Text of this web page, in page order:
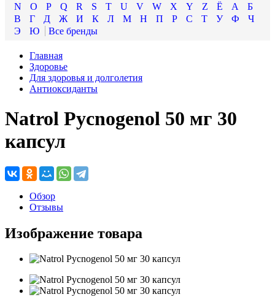
N
O P Q R S T U V W X Y Z Ё А
Б
В
Г Д Ж И К Л М Н П Р С Т У Ф
Ч
Э
Ю
Главная
Здоровье
Для здоровья и долголетия
Антиоксиданты
Natrol Pycnogenol 50 мг 30
капсул
Обзор
Отзывы
Изображение товара